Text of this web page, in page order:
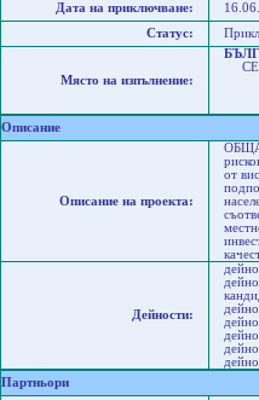
Дата на приключване:
Статус:
Място на изпълнение:
Описание
Описание на проекта:
от
Дейности:
Партньори